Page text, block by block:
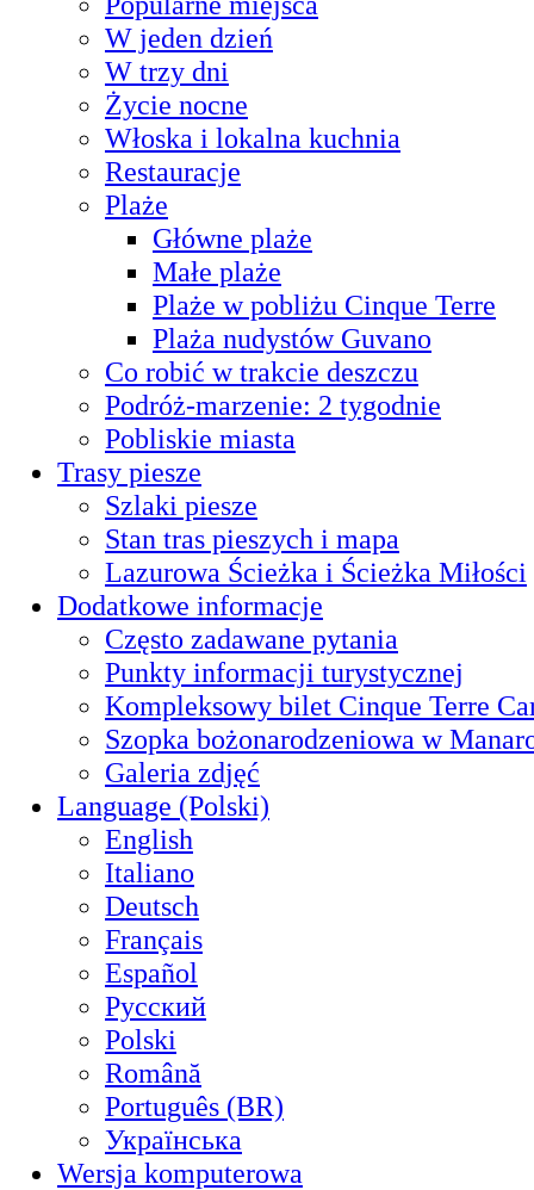
W jeden dzień
W trzy dni
Życie nocne
Włoska i lokalna kuchnia
Restauracje
Plaże
Główne plaże
Małe plaże
Plaże w pobliżu Cinque Terre
Plaża nudystów Guvano
Co robić w trakcie deszczu
Podróż-marzenie: 2 tygodnie
Pobliskie miasta
Trasy piesze
Szlaki piesze
Stan tras pieszych i mapa
Lazurowa Ścieżka i Ścieżka Miłości
Dodatkowe informacje
Często zadawane pytania
Punkty informacji turystycznej
Kompleksowy bilet Cinque Terre
Szopka bożonarodzeniowa w
Galeria zdjęć
Language (Polski)
English
Italiano
Deutsch
Français
Español
Русский
Polski
Română
Português (BR)
Українська
Wersja komputerowa